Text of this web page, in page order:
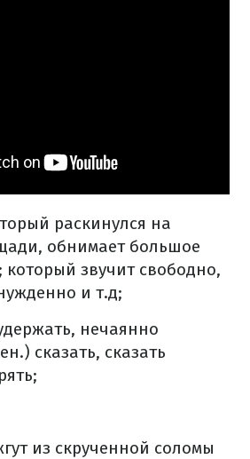
раскинулся на
обнимает большое
который звучит свободно,
и т.д;
нечаянно
сказать, сказать
из скрученной соломы